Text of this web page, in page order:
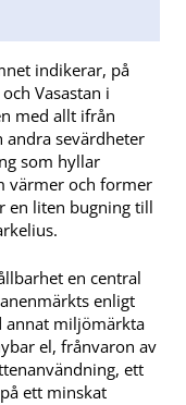
indikerar, på
Vasastan i
med allt ifrån
sevärdheter
som hyllar
värmer och former
en liten bugning till
en central
enligt
annat miljömärkta
el, frånvaron av
ett
ett minskat